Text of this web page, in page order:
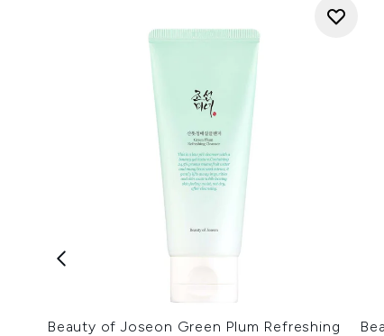
Beauty of Joseon Green Plum Refreshing